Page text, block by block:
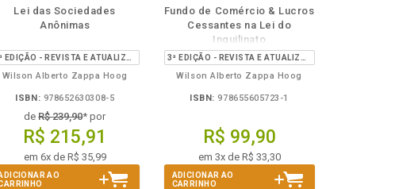
disponível
em
Disponível
na
páginas
Lei das Sociedades
Anônimas
Wilson Alberto Zappa Hoog
ISBN: 978652630308-5
deR$ 239,90* por
R$ 215,91
em 6x de R$ 35,99
AO
disponível
em
eBook
Disponível
na
B.V.
páginas
Fundo de Comércio & Lucros
Cessantes na Lei do
Inquilinato
Wilson Alberto Zappa Hoog
ISBN: 978655605723-1
R$ 99,90
em 3x de R$ 33,30
ADICIONAR AO
CARRINHO